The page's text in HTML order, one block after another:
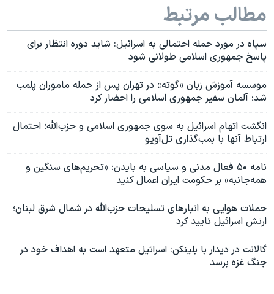
مطالب مرتبط
سپاه در مورد حمله احتمالی به اسرائیل: شاید دوره انتظار برای
پاسخ جمهوری اسلامی طولانی شود
موسسه آموزش زبان «گوته» در تهران پس از حمله ماموران پلمب
شد؛ آلمان سفیر جمهوری اسلامی را احضار کرد
انگشت اتهام اسرائیل به سوی جمهوری اسلامی و حزب‌الله؛ احتمال
ارتباط آنها با بمب‌گذاری تل‌آویو
نامه ۵۰ فعال مدنی و سیاسی به بایدن: «تحریم‌های سنگین و
همه‌جانبه» بر حکومت ایران اعمال کنید
حملات هوایی به انبارهای تسلیحات حزب‌الله در شمال شرق لبنان؛
ارتش اسرائیل تایید کرد
گالانت در دیدار با بلینکن: اسرائیل متعهد است به اهداف خود در
جنگ غزه برسد